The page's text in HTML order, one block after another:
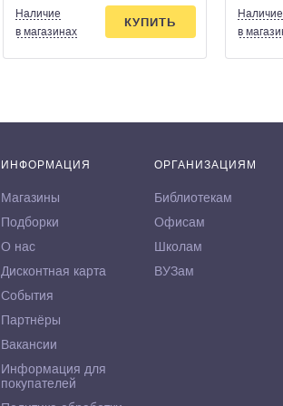
Наличие
в магазинах
КУПИТЬ
Наличие
в
ИНФОРМАЦИЯ
Магазины
Подборки
О нас
Дисконтная карта
События
Партнёры
Вакансии
Информация для
покупателей
ОРГАНИЗАЦИЯМ
Библиотекам
Офисам
Школам
ВУЗам